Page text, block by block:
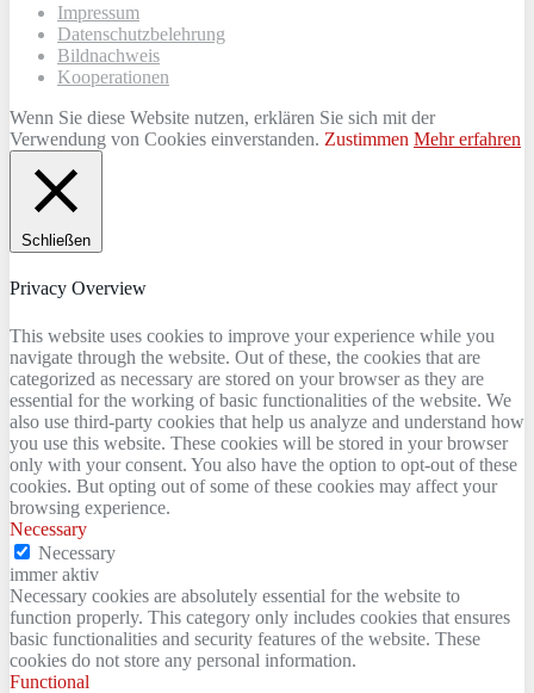
Impressum
Datenschutzbelehrung
Bildnachweis
Kooperationen
Wenn Sie diese Website nutzen, erklären Sie sich mit der
Verwendung von Cookies einverstanden. Zustimmen Mehr erfahren
Schließen
Privacy Overview
This website uses cookies to improve your experience while you
navigate through the website. Out of these, the cookies that are
categorized as necessary are stored on your browser as they are
essential for the working of basic functionalities of the website. We
also use third-party cookies that help us analyze and understand how
you use this website. These cookies will be stored in your browser
only with your consent. You also have the option to opt-out of these
cookies. But opting out of some of these cookies may affect your
browsing experience.
Necessary
Necessary
immer aktiv
Necessary cookies are absolutely essential for the website to
function properly. This category only includes cookies that ensures
basic functionalities and security features of the website. These
cookies do not store any personal information.
Functional